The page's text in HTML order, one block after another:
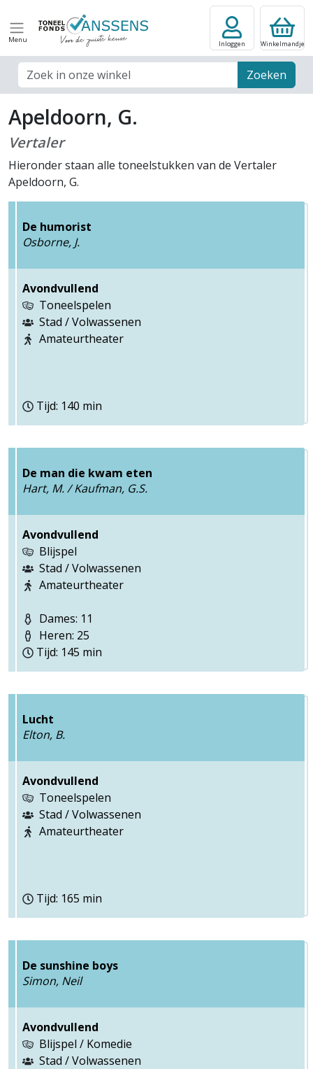
Menu
Zoek veld Zoeken
Inloggen Winkelmandje
Apeldoorn, G.
Vertaler
Hieronder staan alle toneelstukken van de Vertaler
Apeldoorn, G.
De humorist
Osborne, J.
Avondvullend
Toneelspelen
Stad / Volwassenen
Amateurtheater
Tijd: 140 min
De man die kwam eten
Hart, M. / Kaufman, G.S.
Avondvullend
Blijspel
Stad / Volwassenen
Amateurtheater
Dames: 11
Heren: 25
Tijd: 145 min
Lucht
Elton, B.
Avondvullend
Toneelspelen
Stad / Volwassenen
Amateurtheater
Tijd: 165 min
De sunshine boys
Simon, Neil
Avondvullend
Blijspel / Komedie
Stad / Volwassenen